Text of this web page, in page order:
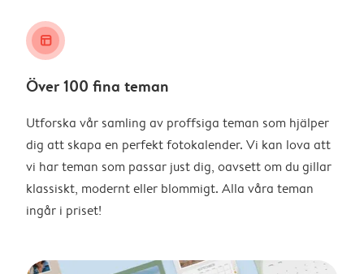
layout_alt
Över 100 fina teman
Utforska vår samling av proffsiga teman som hjälper
dig att skapa en perfekt fotokalender. Vi kan lova att
vi har teman som passar just dig, oavsett om du gillar
klassiskt, modernt eller blommigt. Alla våra teman
ingår i priset!